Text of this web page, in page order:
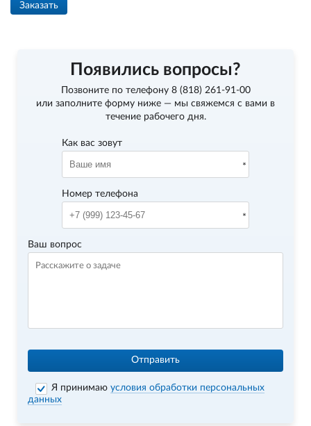
Заказать
Появились вопросы?
Позвоните по телефону 8 (818) 261-91-00
или заполните форму ниже — мы свяжемся с вами в
течение рабочего дня.
Как вас зовут
Номер телефона
Ваш вопрос
Отправить
Я принимаюусловия обработки персональных
данных